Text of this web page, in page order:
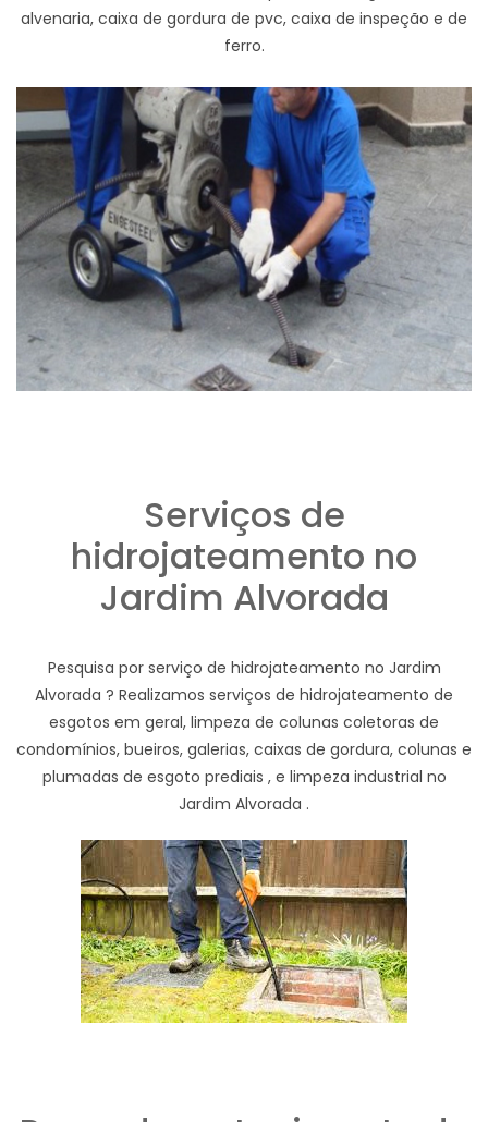
alvenaria, caixa de gordura de pvc, caixa de inspeção e de
ferro.
Serviços de
hidrojateamento no
Jardim Alvorada
Pesquisa por serviço de hidrojateamento no Jardim
Alvorada ? Realizamos serviços de hidrojateamento de
esgotos em geral, limpeza de colunas coletoras de
condomínios, bueiros, galerias, caixas de gordura, colunas e
plumadas de esgoto prediais , e limpeza industrial no
Jardim Alvorada .